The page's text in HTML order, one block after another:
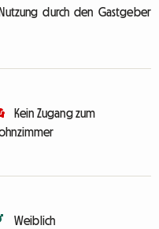
durch den Gastgeber
Kein Zugang zum
Weiblich